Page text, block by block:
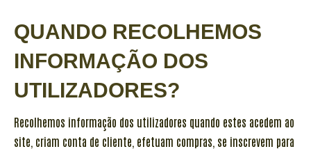
QUANDO RECOLHEMOS
INFORMAÇÃO DOS
UTILIZADORES?
Recolhemos informação dos utilizadores quando estes acedem ao
site, criam conta de cliente, efetuam compras, se inscrevem para